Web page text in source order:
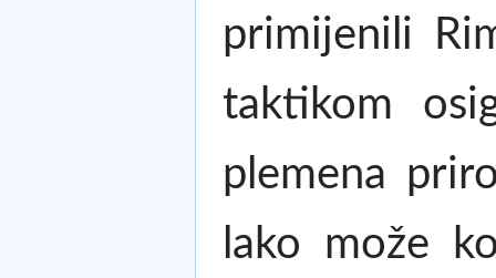
primijenili
taktikom
plemena
lako može